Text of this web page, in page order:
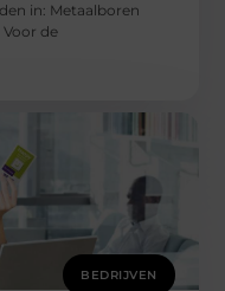
in: Metaalboren
de
BEDRIJVEN